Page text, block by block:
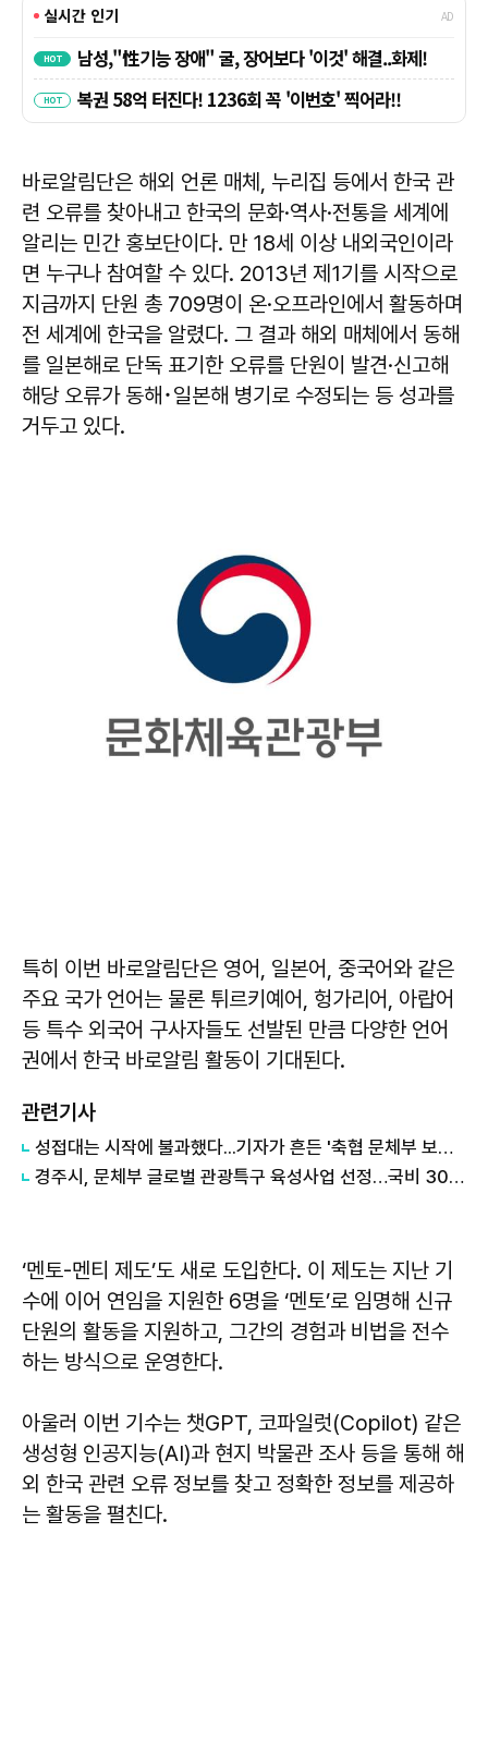
바로알림단은 해외 언론 매체, 누리집 등에서 한국 관
련 오류를 찾아내고 한국의 문화·역사·전통을 세계에
알리는 민간 홍보단이다. 만 18세 이상 내외국인이라
면 누구나 참여할 수 있다. 2013년 제1기를 시작으로
지금까지 단원 총 709명이 온·오프라인에서 활동하며
전 세계에 한국을 알렸다. 그 결과 해외 매체에서 동해
를 일본해로 단독 표기한 오류를 단원이 발견·신고해
해당 오류가 동해･일본해 병기로 수정되는 등 성과를
거두고 있다.
특히 이번 바로알림단은 영어, 일본어, 중국어와 같은
주요 국가 언어는 물론 튀르키예어, 헝가리어, 아랍어
등 특수 외국어 구사자들도 선발된 만큼 다양한 언어
권에서 한국 바로알림 활동이 기대된다.
관련기사
성접대는 시작에 불과했다...기자가 흔든 '축협 문체부 보고서' 실체
경주시, 문체부 글로벌 관광특구 육성사업 선정…국비 30억원 확보
‘멘토-멘티 제도’도 새로 도입한다. 이 제도는 지난 기
수에 이어 연임을 지원한 6명을 ‘멘토’로 임명해 신규
단원의 활동을 지원하고, 그간의 경험과 비법을 전수
하는 방식으로 운영한다.
아울러 이번 기수는 챗GPT, 코파일럿(Copilot) 같은
생성형 인공지능(AI)과 현지 박물관 조사 등을 통해 해
외 한국 관련 오류 정보를 찾고 정확한 정보를 제공하
는 활동을 펼친다.